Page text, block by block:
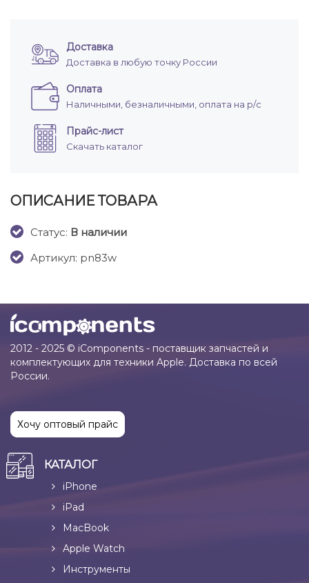
Доставка
Доставка в любую точку России
Оплата
Наличными, безналичными, оплата на р/с
Прайс-лист
Скачать каталог
ОПИСАНИЕ ТОВАРА
Cтатус: В наличии
Артикул: pn83w
2012 - 2025 © iComponents - поставщик запчастей и
комплектующих для техники Apple. Доставка по всей
России.
Хочу оптовый прайс
КАТАЛОГ
iPhone
iPad
MacBook
Apple Watch
Инструменты